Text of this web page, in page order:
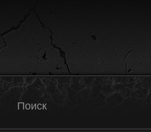
Поиск